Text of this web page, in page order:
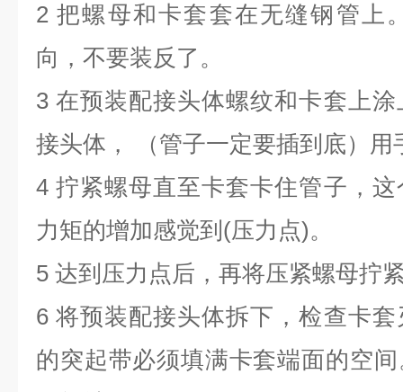
2 把螺母和卡套套在无缝钢管上
向，不要装反了。
3 在预装配接头体螺纹和卡套上
接头体， （管子一定要插到底）用
4 拧紧螺母直至卡套卡住管子，
力矩的增加感觉到(压力点)。
5 达到压力点后，再将压紧螺母拧
6 将预装配接头体拆下，检查卡
的突起带必须填满卡套端面的空